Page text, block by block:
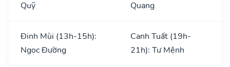
Quỹ
Quang
Đinh Mùi (13h-15h):
Ngọc Đường
Canh Tuất (19h-
21h): Tư Mệnh